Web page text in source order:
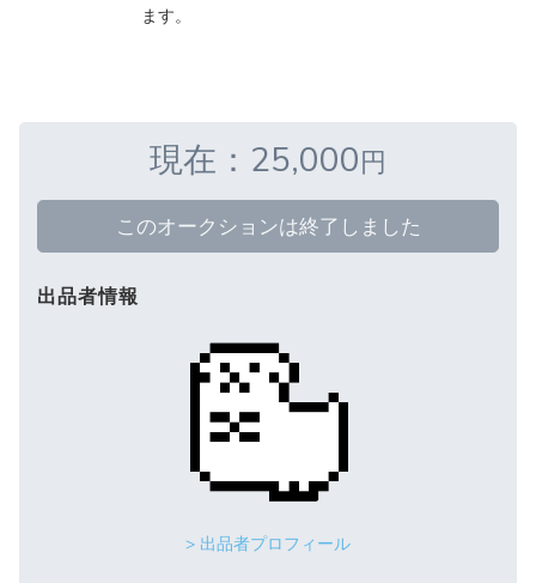
ます。
現在：25,000円
このオークションは終了しました
出品者情報
> 出品者プロフィール